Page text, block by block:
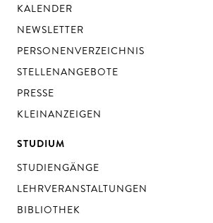
KALENDER
NEWSLETTER
PERSONENVERZEICHNIS
STELLENANGEBOTE
PRESSE
KLEINANZEIGEN
STUDIUM
STUDIENGÄNGE
LEHRVERANSTALTUNGEN
BIBLIOTHEK